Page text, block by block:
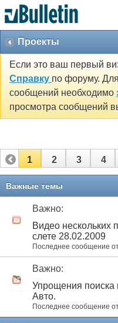
Проекты
Если это ваш первый
Справку по форуму.
сообщений необходимо
просмотра сообщений
1 2 3 4
11 12
Важные темы
Важно:
Видео нескольких
слете 28.02.2009
Последнее сообщение
Важно:
Упрощения поиска
Авто.
Последнее сообщение